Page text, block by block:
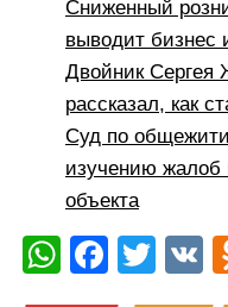
Сниженный
выводит бизнес
Двойник Сергея
рассказал, как
Суд по
изучению жалоб
объекта
W
F
T
V